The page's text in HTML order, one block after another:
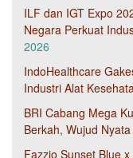
ILF dan IGT Expo
Negara Perkuat
2026
IndoHealthcare
Industri Alat
BRI Cabang Mega
Berkah, Wujud
Fazzio Sunset Blue